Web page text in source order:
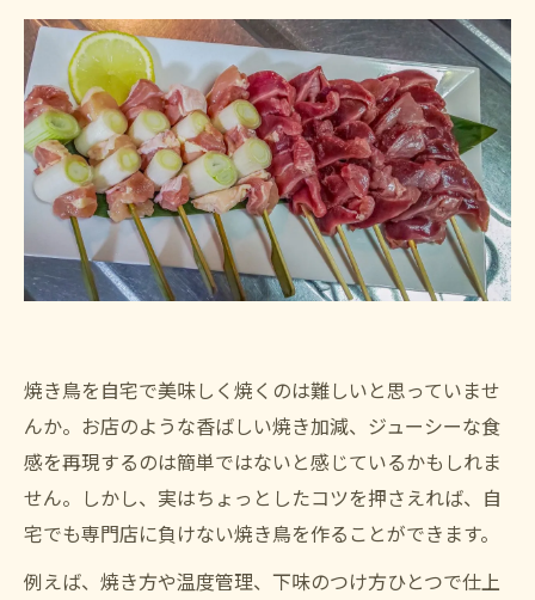
焼き鳥を自宅で美味しく焼くのは難しいと思っていませ
んか。お店のような香ばしい焼き加減、ジューシーな食
感を再現するのは簡単ではないと感じているかもしれま
せん。しかし、実はちょっとしたコツを押さえれば、自
宅でも専門店に負けない焼き鳥を作ることができます。
例えば、焼き方や温度管理、下味のつけ方ひとつで仕上